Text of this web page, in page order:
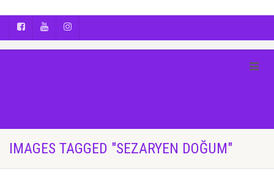
IMAGES TAGGED "SEZARYEN DOĞUM"